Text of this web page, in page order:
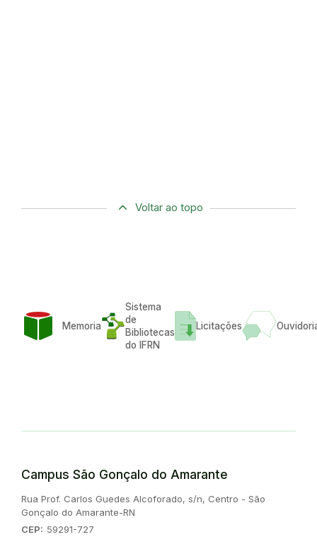
Voltar ao topo
Memoria
Sistema
de
Bibliotecas
do IFRN
Licitações
Campus São Gonçalo do Amarante
Endereço:
Rua Prof. Carlos Guedes Alcoforado, s/n, Centro - São
Gonçalo do Amarante-RN
CEP: 59291-727